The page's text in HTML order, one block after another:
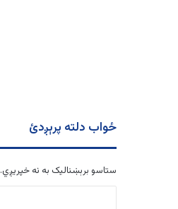
ځواب دلته پرېږدئ
ستاسو برېښناليک به نه خپريږي.